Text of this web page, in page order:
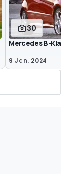
30
Mercedes B-
9 Jan. 2024